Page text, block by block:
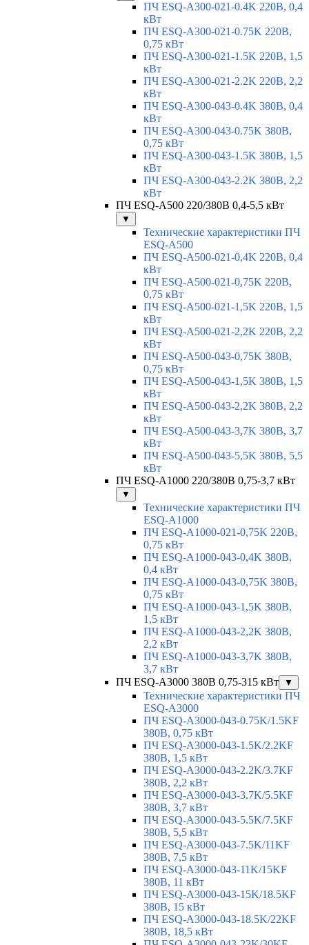
ПЧ ESQ-A300-021-0.4K 220В, 0,4
кВт
ПЧ ESQ-A300-021-0.75K 220В,
0,75 кВт
ПЧ ESQ-A300-021-1.5K 220В, 1,5
кВт
ПЧ ESQ-A300-021-2.2K 220В, 2,2
кВт
ПЧ ESQ-A300-043-0.4K 380В, 0,4
кВт
ПЧ ESQ-A300-043-0.75K 380В,
0,75 кВт
ПЧ ESQ-A300-043-1.5K 380В, 1,5
кВт
ПЧ ESQ-A300-043-2.2K 380В, 2,2
кВт
ПЧ ESQ-A500 220/380В 0,4-5,5 кВт
▼
Технические характеристики ПЧ
ESQ-A500
ПЧ ESQ-A500-021-0,4K 220В, 0,4
кВт
ПЧ ESQ-A500-021-0,75K 220В,
0,75 кВт
ПЧ ESQ-A500-021-1,5K 220В, 1,5
кВт
ПЧ ESQ-A500-021-2,2K 220В, 2,2
кВт
ПЧ ESQ-A500-043-0,75K 380В,
0,75 кВт
ПЧ ESQ-A500-043-1,5K 380В, 1,5
кВт
ПЧ ESQ-A500-043-2,2K 380В, 2,2
кВт
ПЧ ESQ-A500-043-3,7K 380В, 3,7
кВт
ПЧ ESQ-A500-043-5,5K 380В, 5,5
кВт
ПЧ ESQ-A1000 220/380В 0,75-3,7 кВт
▼
Технические характеристики ПЧ
ESQ-A1000
ПЧ ESQ-A1000-021-0,75K 220В,
0,75 кВт
ПЧ ESQ-A1000-043-0,4K 380В,
0,4 кВт
ПЧ ESQ-A1000-043-0,75K 380В,
0,75 кВт
ПЧ ESQ-A1000-043-1,5K 380В,
1,5 кВт
ПЧ ESQ-A1000-043-2,2K 380В,
2,2 кВт
ПЧ ESQ-A1000-043-3,7K 380В,
3,7 кВт
ПЧ ESQ-A3000 380В 0,75-315 кВт
▼
Технические характеристики ПЧ
ESQ-A3000
ПЧ ESQ-A3000-043-0.75K/1.5KF
380В, 0,75 кВт
ПЧ ESQ-A3000-043-1.5K/2.2KF
380В, 1,5 кВт
ПЧ ESQ-A3000-043-2.2K/3.7KF
380В, 2,2 кВт
ПЧ ESQ-A3000-043-3.7K/5.5KF
380В, 3,7 кВт
ПЧ ESQ-A3000-043-5.5K/7.5KF
380В, 5,5 кВт
ПЧ ESQ-A3000-043-7.5K/11KF
380В, 7,5 кВт
ПЧ ESQ-A3000-043-11K/15KF
380В, 11 кВт
ПЧ ESQ-A3000-043-15K/18.5KF
380В, 15 кВт
ПЧ ESQ-A3000-043-18.5K/22KF
380В, 18,5 кВт